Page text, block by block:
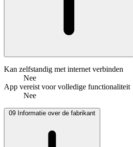
Kan zelfstandig met internet verbinden
Nee
App vereist voor volledige functionaliteit
Nee
09 Informatie over de fabrikant